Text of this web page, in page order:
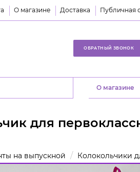
О магазине Доставка Публичная
ОБРАТНЫЙ ЗВОНОК
O магазине
для
на выпускной Колокольчики